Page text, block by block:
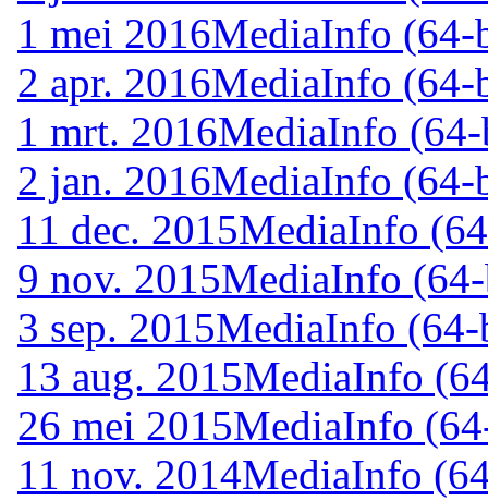
1 mei 2016MediaInfo
2 apr. 2016MediaInfo
1 mrt. 2016MediaInfo
2 jan. 2016MediaInfo
11 dec. 2015MediaInfo
9 nov. 2015MediaInfo
3 sep. 2015MediaInfo
13 aug. 2015MediaInfo
26 mei 2015MediaInfo
11 nov. 2014MediaInfo